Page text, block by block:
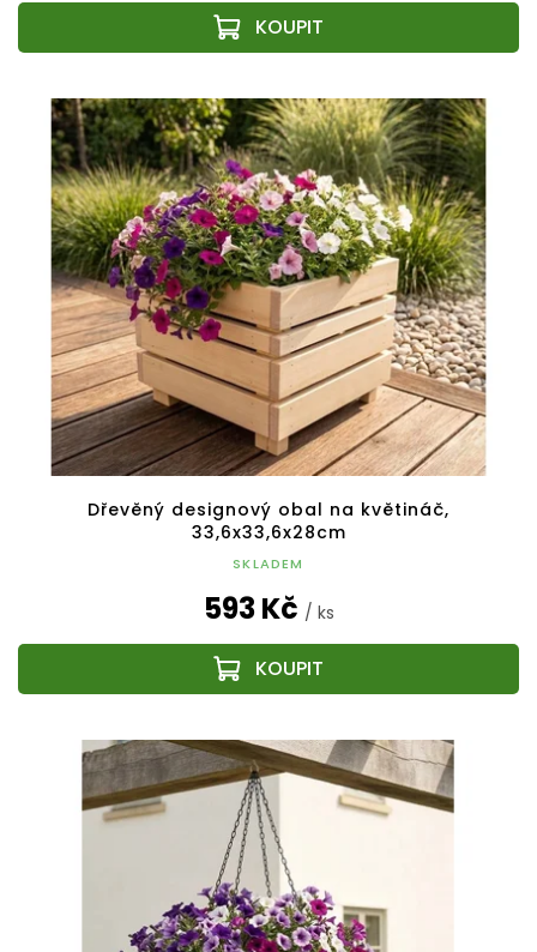
Dřevěný designový obal na květináč,
33,6x33,6x28cm
SKLADEM
593 Kč / ks